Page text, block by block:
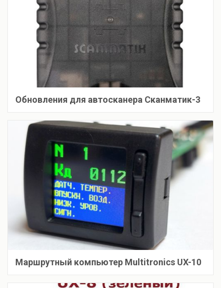
Обновления для автосканера Сканматик-3
Маршрутный компьютер Multitronics UX-10